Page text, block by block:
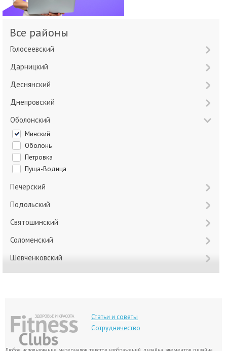
Все районы
Голосеевский
Дарницкий
Деснянский
Днепровский
Оболонский
Минский
Оболонь
Петровка
Пуща-Водица
Печерский
Подольский
Святошинский
Соломенский
Шевченковский
Статьи и советы
Сотрудничество